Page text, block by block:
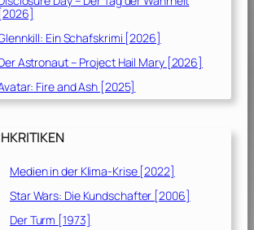
[2026]
Ein Schafskrimi [2026]
Astronaut – Project Hail Mary [2026]
Fire and Ash [2025]
Medien in der Klima-Krise [2022]
Star Wars: Die Kundschafter [2006]
Der Turm [1973]